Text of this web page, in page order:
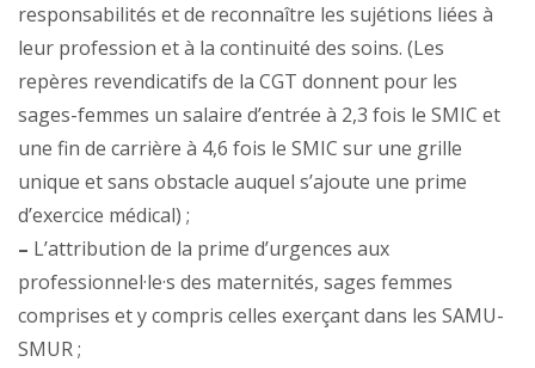
responsabilités et de reconnaître les sujétions liées à
leur profession et à la continuité des soins. (Les
repères revendicatifs de la CGT donnent pour les
sages-femmes un salaire d’entrée à 2,3 fois le SMIC et
une fin de carrière à 4,6 fois le SMIC sur une grille
unique et sans obstacle auquel s’ajoute une prime
d’exercice médical) ;
– L’attribution de la prime d’urgences aux
professionnel·le·s des maternités, sages femmes
comprises et y compris celles exerçant dans les SAMU-
SMUR ;